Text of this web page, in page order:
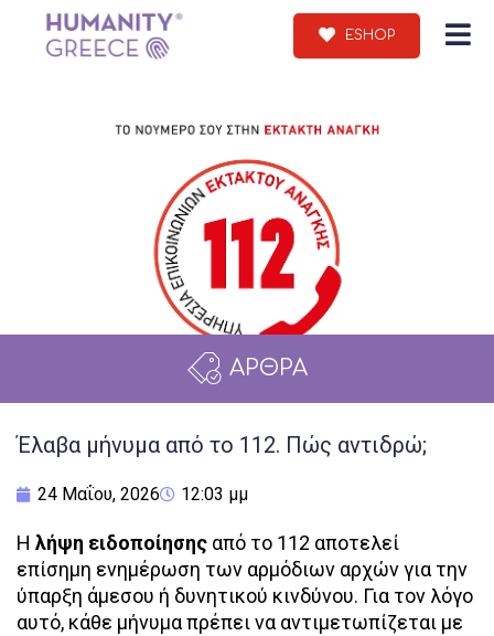
ESHOP
ΑΡΘΡΑ
Έλαβα μήνυμα από το 112. Πώς αντιδρώ;
24 Μαΐου, 2026 12:03 μμ
Η λήψη ειδοποίησης από το 112 αποτελεί
επίσημη ενημέρωση των αρμόδιων αρχών για την
ύπαρξη άμεσου ή δυνητικού κινδύνου. Για τον λόγο
αυτό, κάθε μήνυμα πρέπει να αντιμετωπίζεται με